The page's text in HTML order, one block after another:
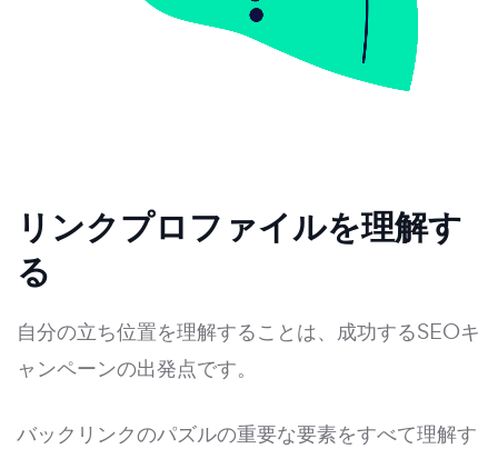
リンクプロファイルを理解す
る
自分の立ち位置を理解することは、成功するSEOキ
ャンペーンの出発点です。
バックリンクのパズルの重要な要素をすべて理解す